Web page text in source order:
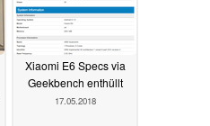
Xiaomi E6 Specs via
Geekbench enthüllt
17.05.2018